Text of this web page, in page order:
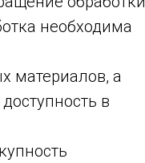
необходима
материалов, а
в